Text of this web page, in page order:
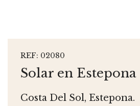
REF: 02080
Solar en Estepona
Costa Del Sol, Estepona.